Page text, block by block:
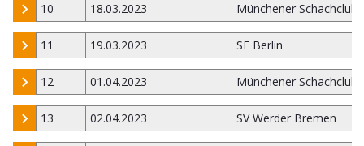
10 18.03.2023 Münchener Schachclub
11 19.03.2023 SF Berlin
12 01.04.2023 Münchener Schachclub
13 02.04.2023 SV Werder Bremen